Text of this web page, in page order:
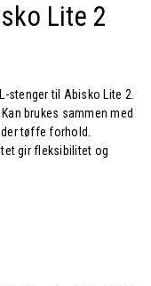
Lite 2
stenger til Abisko Lite 2.
brukes sammen med
tøffe forhold.
gir fleksibilitet og